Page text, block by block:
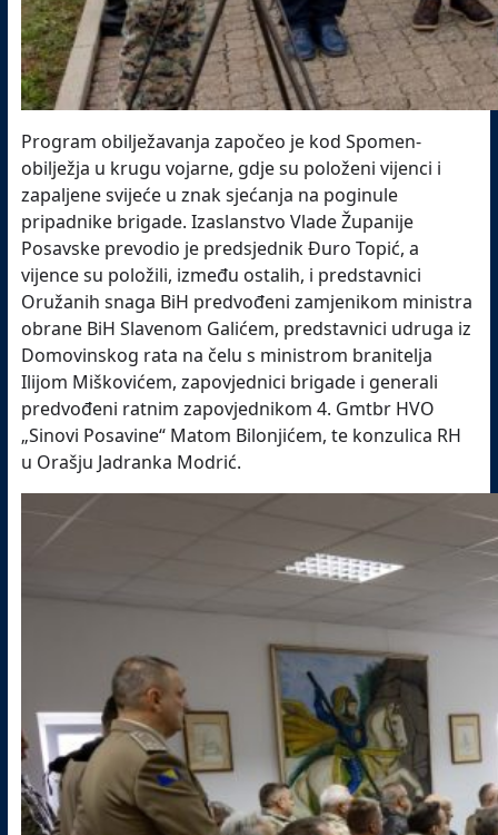
Program obilježavanja započeo je kod Spomen-
obilježja u krugu vojarne, gdje su položeni vijenci i
zapaljene svijeće u znak sjećanja na poginule
pripadnike brigade. Izaslanstvo Vlade Županije
Posavske prevodio je predsjednik Đuro Topić, a
vijence su položili, između ostalih, i predstavnici
Oružanih snaga BiH predvođeni zamjenikom ministra
obrane BiH Slavenom Galićem, predstavnici udruga iz
Domovinskog rata na čelu s ministrom branitelja
Ilijom Miškovićem, zapovjednici brigade i generali
predvođeni ratnim zapovjednikom 4. Gmtbr HVO
„Sinovi Posavine“ Matom Bilonjićem, te konzulica RH
u Orašju Jadranka Modrić.